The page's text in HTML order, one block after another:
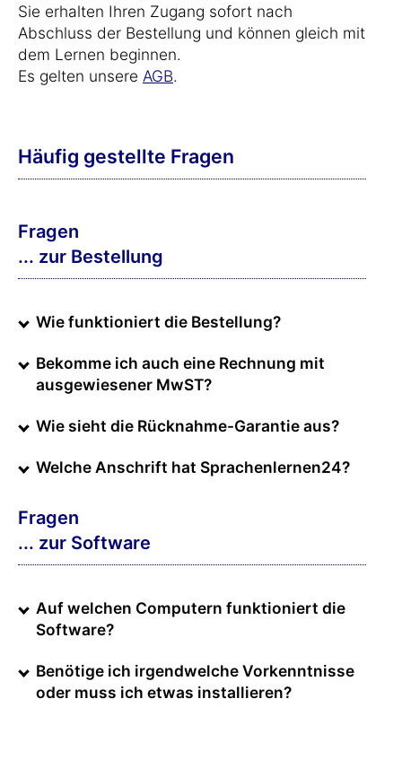
Sie erhalten Ihren Zugang sofort nach
Abschluss der Bestellung und können gleich mit
dem Lernen beginnen.
Es gelten unsere AGB.
Häufig gestellte Fragen
Fragen
... zur Bestellung
Wie funktioniert die Bestellung?
Bekomme ich auch eine Rechnung mit
ausgewiesener MwST?
Wie sieht die Rücknahme-Garantie aus?
Welche Anschrift hat Sprachenlernen24?
Fragen
... zur Software
Auf welchen Computern funktioniert die
Software?
Benötige ich irgendwelche Vorkenntnisse
oder muss ich etwas installieren?